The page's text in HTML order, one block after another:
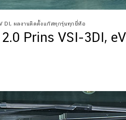
DI, ผลงานติดตั้งแก๊สทุกรุ่นทุกยี่ห้อ
2.0 Prins VSI-3DI,